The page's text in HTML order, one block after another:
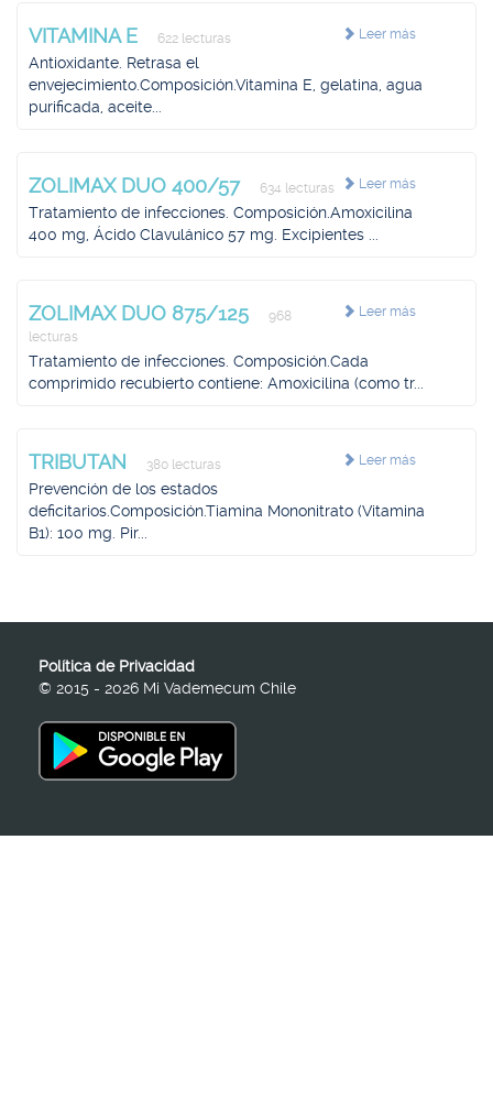
Leer más
VITAMINA E 622 lecturas
Antioxidante. Retrasa el
envejecimiento.Composición.Vitamina E, gelatina, agua
purificada, aceite...
Leer más
ZOLIMAX DUO 400/57 634 lecturas
Tratamiento de infecciones. Composición.Amoxicilina
400 mg, Ácido Clavulánico 57 mg. Excipientes ...
Leer más
ZOLIMAX DUO 875/125
968
lecturas
Tratamiento de infecciones. Composición.Cada
comprimido recubierto contiene: Amoxicilina (como tr...
Leer más
TRIBUTAN 380 lecturas
Prevención de los estados
deficitarios.Composición.Tiamina Mononitrato (Vitamina
B1): 100 mg. Pir...
Política de Privacidad
© 2015 - 2026 Mi Vademecum Chile